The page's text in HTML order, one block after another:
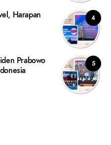
4
Harapan
5
Prabowo